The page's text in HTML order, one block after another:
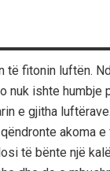
të fitonin luftën.
nuk ishte humbje
e gjitha
akoma
të bënte një